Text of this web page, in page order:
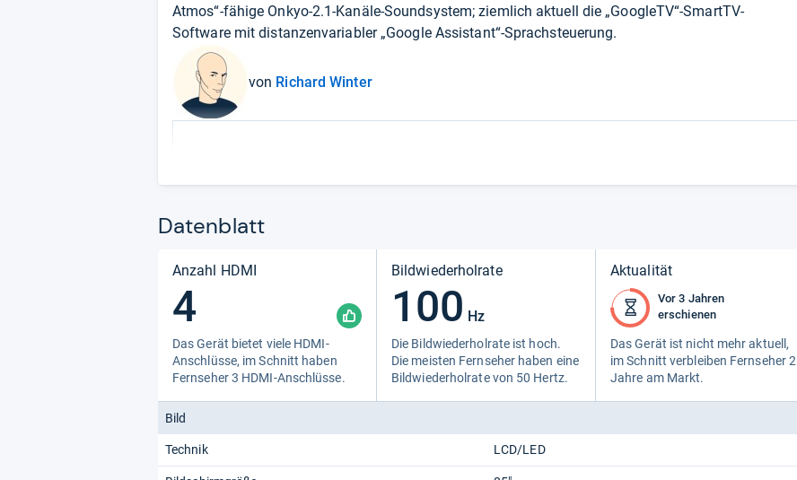
Atmos“-fähige Onkyo-2.1-Kanäle-Soundsystem; ziemlich aktuell die „GoogleTV“-SmartTV-
Software mit distanzenvariabler „Google Assistant“-Sprachsteuerung.
von Richard Winter
Datenblatt
Anzahl HDMI
4
Das Gerät bie­tet viele HDMI-​
Anschlüsse, im Schnitt haben
Fern­se­her 3 HDMI-​Anschlüsse.
Bildwiederholrate
100 Hz
Die Bild­wie­der­hol­rate ist hoch.
Die meis­ten Fern­se­her haben eine
Bild­wie­der­hol­rate von 50 Hertz.
Aktualität
Vor 3 Jahren
erschienen
Das Gerät ist nicht mehr aktu­ell,
im Schnitt ver­blei­ben Fern­se­her 2
Jahre am Markt.
Bild
Technik LCD/LED